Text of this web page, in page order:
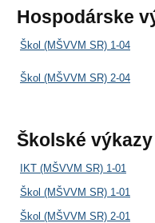
Hospodárske
Škol (MŠVVM SR) 1-04
Škol (MŠVVM SR) 2-04
Školské výkazy
IKT (MŠVVM SR) 1-01
Škol (MŠVVM SR) 1-01
Škol (MŠVVM SR) 2-01